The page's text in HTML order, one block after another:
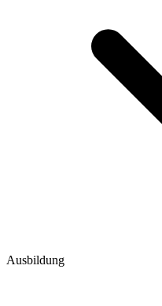
Ausbildung